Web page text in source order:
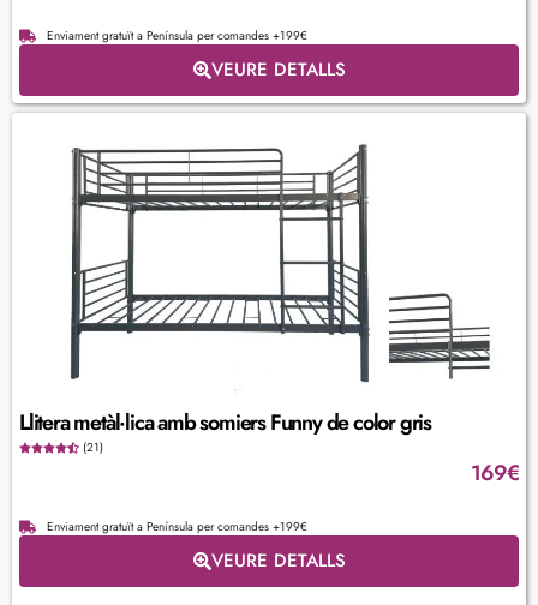
Enviament gratuït a Península per comandes +199€
VEURE DETALLS
Llitera metàl·lica amb somiers Funny de color gris
(21)
169€
Enviament gratuït a Península per comandes +199€
VEURE DETALLS